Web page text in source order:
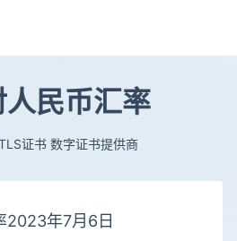
民币汇率
证书 数字证书提供商
2023年7月6日